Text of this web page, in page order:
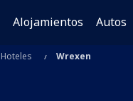
Alojamientos Autos
Hoteles Wrexen